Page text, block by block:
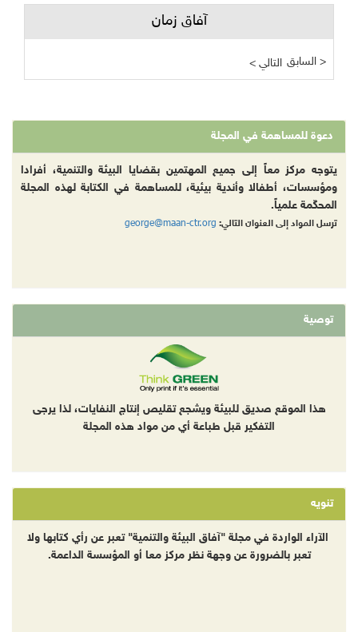
آفاق زمان
< التالي السابق >
دعوة للمساهمة في المجلة
يتوجه مركز معاً إلى جميع المهتمين بقضايا البيئة والتنمية، أفرادا
ومؤسسات، أطفالا وأندية بيئية، للمساهمة في الكتابة لهذه المجلة
المحكّمة علمياً.
ترسل المواد إلى العنوان التالي: george@maan-ctr.org
توصية
هذا الموقع صديق للبيئة ويشجع تقليص إنتاج النفايات، لذا يرجى
التفكير قبل طباعة أي من مواد هذه المجلة
تنويه
الآراء الواردة في مجلة "آفاق البيئة والتنمية" تعبر عن رأي كتابها ولا
تعبر بالضرورة عن وجهة نظر مركز معا أو المؤسسة الداعمة.